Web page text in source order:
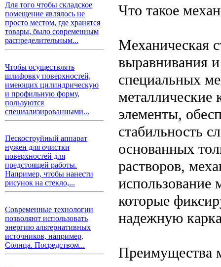
Для того чтобы складское
помещение являлось не
просто местом, где хранятся
товары, было современным
распределительным...
Чтобы осуществлять
шлифовку поверхностей,
имеющих цилиндрическую
и профильную форму,
пользуются
специализированными...
Пескоструйный аппарат
нужен для очистки
поверхностей для
предстоящей работы.
Например, чтобы нанести
рисунок на стекло,...
Современные технологии
позволяют использовать
энергию альтернативных
источников, например,
Солнца. Посредством...
Что такое
Механическая
выравнивания
специальных
металлические
элементы,
стабильность
основанных
растворов,
использование
которые
надежную
Преимущества